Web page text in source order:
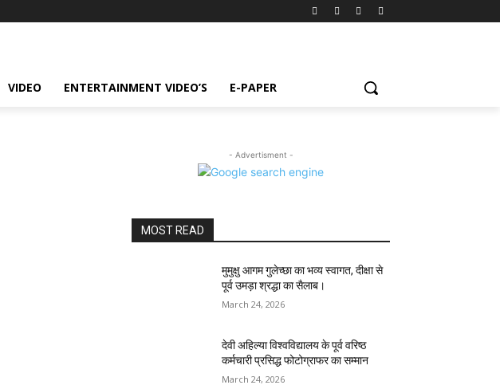
VIDEO ENTERTAINMENT VIDEO’S E-PAPER
- Advertisment -
MOST READ
मुमुक्षु आगम गुलेच्छा का भव्य स्वागत, दीक्षा से
पूर्व उमड़ा श्रद्धा का सैलाब।
March 24, 2026
देवी अहिल्या विश्वविद्यालय के पूर्व वरिष्ठ
कर्मचारी प्रसिद्ध फोटोग्राफर का सम्मान
March 24, 2026